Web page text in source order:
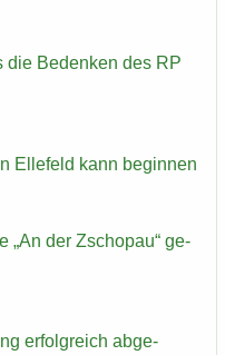
die Be­den­ken des RP
El­le­feld kann be­gin­nen
„An der Zscho­pau“ ge­
er­folg­reich ab­ge­